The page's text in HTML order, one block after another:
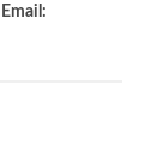
Email :